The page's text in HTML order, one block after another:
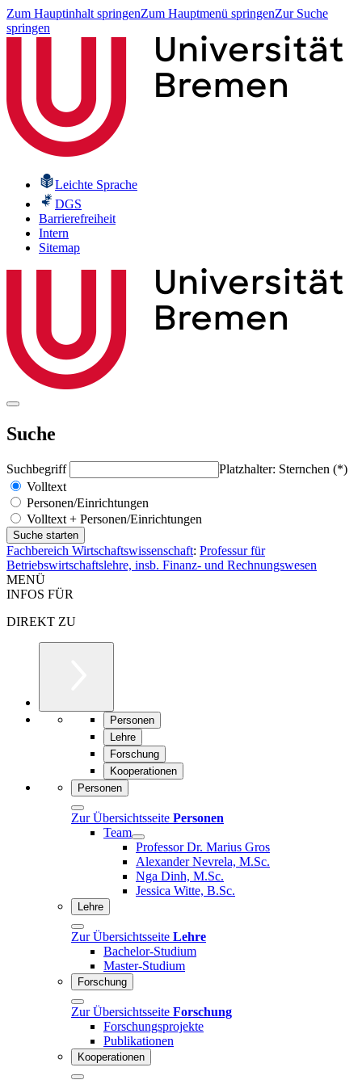
Zum Hauptinhalt springenZum Hauptmenü springenZur Suche
springen
Leichte Sprache
DGS
Barrierefreiheit
Intern
Sitemap
Suche
Suchbegriff
Platzhalter: Sternchen (*)
Volltext
Personen/Einrichtungen
Volltext + Personen/Einrichtungen
Fachbereich Wirtschaftswissenschaft: Professur für
Betriebswirtschaftslehre, insb. Finanz- und Rechnungswesen
MENÜ
INFOS FÜR
DIREKT ZU
Personen
Lehre
Forschung
Kooperationen
Personen
Zur Übersichtsseite Personen
Team
Professor Dr. Marius Gros
Alexander Nevrela, M.Sc.
Nga Dinh, M.Sc.
Jessica Witte, B.Sc.
Lehre
Zur Übersichtsseite Lehre
Bachelor-Studium
Master-Studium
Forschung
Zur Übersichtsseite Forschung
Forschungsprojekte
Publikationen
Kooperationen